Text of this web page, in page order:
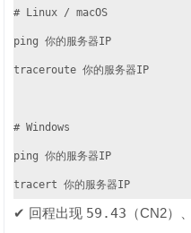
# Linux / macOS
ping 你的服务器IP
traceroute 你的服务器IP
# Windows
ping 你的服务器IP
tracert 你的服务器IP
✔ 回程出现 59.43 （CN2）、